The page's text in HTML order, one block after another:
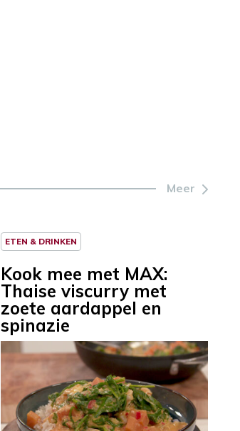
Meer
ETEN & DRINKEN
Kook mee met MAX:
Thaise viscurry met
zoete aardappel en
spinazie